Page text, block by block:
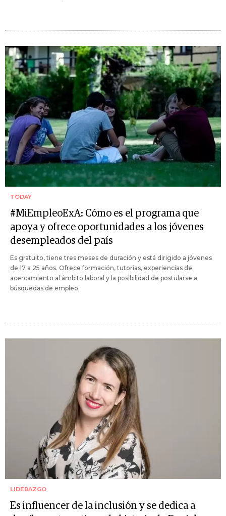
TODAY
#MiEmpleoExA: Cómo es el programa que
apoya y ofrece oportunidades a los jóvenes
desempleados del país
Es gratuito, tiene tres meses de duración y está dirigido a jóvenes
de 17 a 25 años. Ofrece formación, tutorías, experiencias de
acercamiento al ámbito laboral y la posibilidad de postularse a
búsquedas de empleo.
LIDERAZGO
Es influencer de la inclusión y se dedica a